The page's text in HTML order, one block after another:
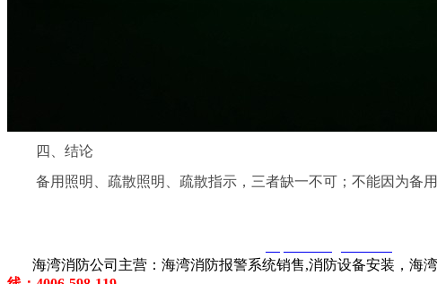
四、结论
备用照明、疏散照明、疏散指示，三者缺一不可；不能因为备用
海湾消防公司主营：海湾消防报警系统销售,消防设备安装，海